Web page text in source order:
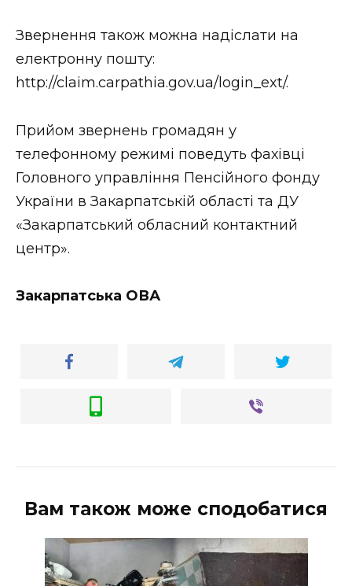
ВІДЕО
Звернення також можна надіслати на
електронну пошту:
http://claim.carpathia.gov.ua/login_ext/.
Прийом звернень громадян у
телефонному режимі поведуть фахівці
Головного управління Пенсійного фонду
України в Закарпатській області та ДУ
«Закарпатський обласний контактний
центр».
Закарпатська ОВА
Вам також може сподобатися